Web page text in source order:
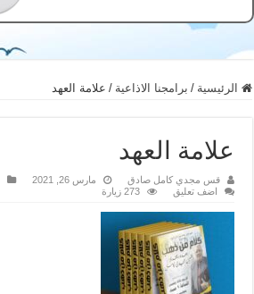
الرئيسية / برامجنا الاذاعية / علامة العهد
علامة العهد
قس مجدي كامل صادق مارس 26, 2021
اضف تعليق
273 زيارة